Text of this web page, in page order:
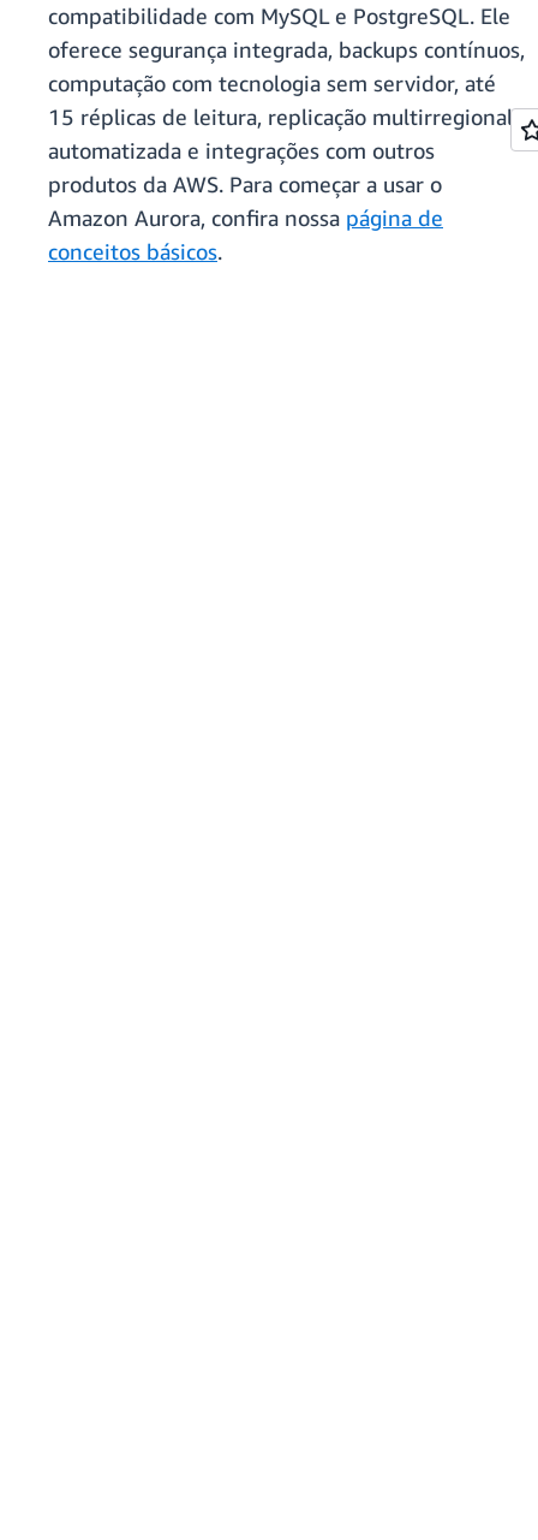
compatibilidade com MySQL e PostgreSQL. Ele
oferece segurança integrada, backups contínuos,
computação com tecnologia sem servidor, até
15 réplicas de leitura, replicação multirregional
automatizada e integrações com outros
produtos da AWS. Para começar a usar o
Amazon Aurora, confira nossa página de
conceitos básicos.